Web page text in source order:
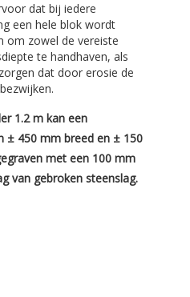
dat bij iedere
een hele blok wordt
om zowel de vereiste
te handhaven, als
dat door erosie de
1.2 m kan een
± 450 mm breed en ± 150
met een 100 mm
van gebroken steenslag.